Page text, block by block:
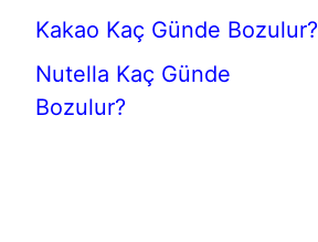
Kakao Kaç Günde Bozulur?
Nutella Kaç Günde
Bozulur?